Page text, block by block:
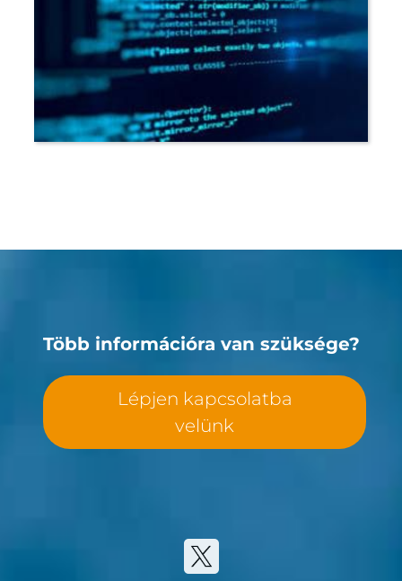
Több információra van szüksége?
Lépjen kapcsolatba
velünk